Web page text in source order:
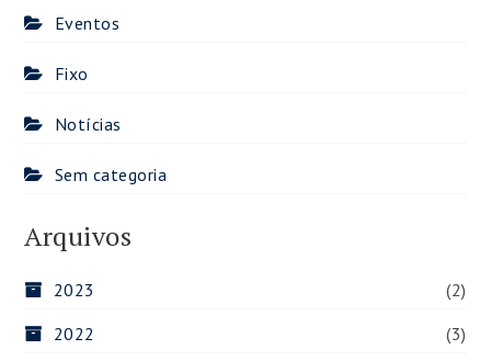
Eventos
Fixo
Notícias
Sem categoria
Arquivos
2023
(2)
2022
(3)